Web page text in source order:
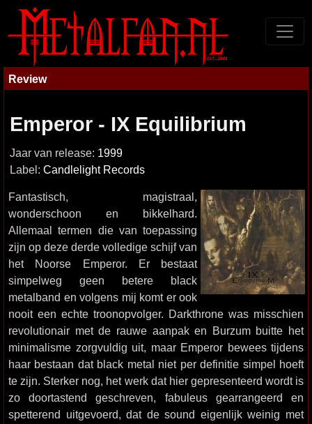
Review
Emperor - IX Equilibrium
Jaar van release: 1999
Label: Candlelight Records
Fantastisch, magistraal,
wonderschoon en bikkelhard.
Allemaal termen die van toepassing
zijn op deze derde volledige schijf van
het Noorse Emperor. Er bestaat
simpelweg geen betere black
metalband en volgens mij komt er ook
nooit een echte troonopvolger. Darkthrone was misschien
revolutionair met de rauwe aanpak en Burzum buitte het
minimalisme zorgvuldig uit, maar Emperor bewees tijdens
haar bestaan dat black metal niet per definitie simpel hoeft
te zijn. Sterker nog, het werk dat hier gepresenteerd wordt is
zo doortastend geschreven, fabuleus gearrangeerd en
spetterend uitgevoerd, dat de sound eigenlijk weinig met